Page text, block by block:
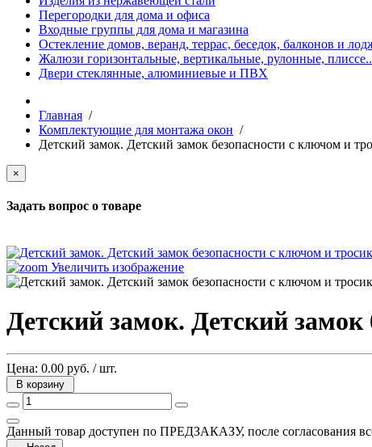
Перегородки для дома и офиса
Входные группы для дома и магазина
Остекление домов, веранд, террас, беседок, балконов и
Жалюзи горизонтальные, вертикальные, рулонные,
Двери стеклянные, алюминиевые и ПВХ
Главная /
Комплектующие для монтажа окон /
Детский замок. Детский замок безопасности с ключом и
×
Задать вопрос о товаре
Увеличить изображение
Детский замок. Детский
Цена: 0.00 руб. / шт.
В корзину
Данный товар доступен по ПРЕДЗАКАЗУ, после согласования